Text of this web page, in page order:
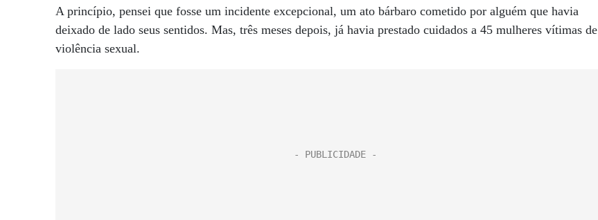
A princípio, pensei que fosse um incidente excepcional, um ato bárbaro cometido por alguém que havia
deixado de lado seus sentidos. Mas, três meses depois, já havia prestado cuidados a 45 mulheres vítimas de
violência sexual.